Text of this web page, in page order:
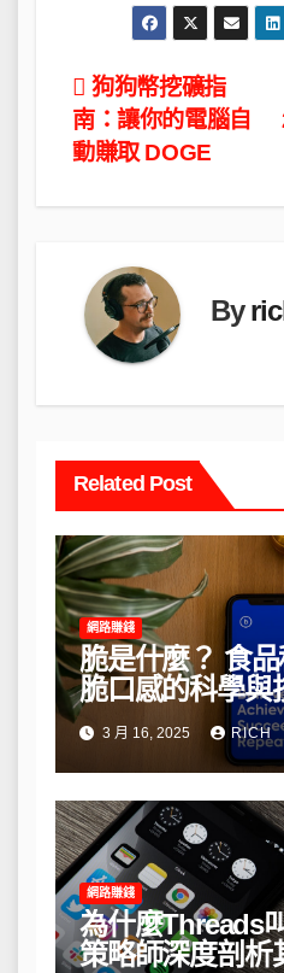
文
章
導
狗狗幣挖礦指
南：讓你的電腦自
動賺取 DOGE
By
Related Post
網路賺錢
脆是什麼？ 食
脆口感的科學與
3 月 16, 2025 RICH
網路賺錢
為什麼Threads
策略師深度剖析